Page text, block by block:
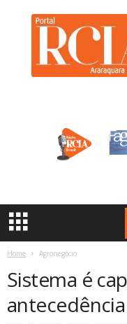
a
Home Agronegócio
Sistema é